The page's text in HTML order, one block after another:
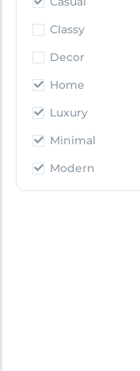
Classy
Decor
Home
Luxury
Minimal
Modern